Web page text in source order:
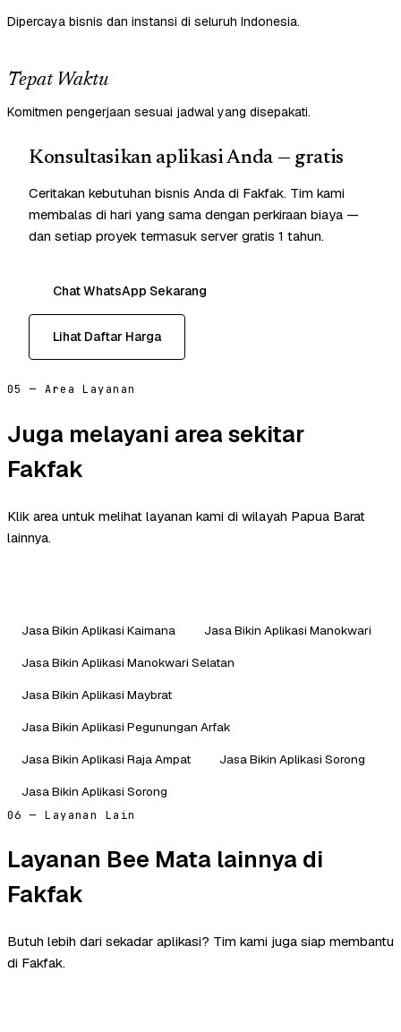
Dipercaya bisnis dan instansi di seluruh Indonesia.
Tepat Waktu
Komitmen pengerjaan sesuai jadwal yang disepakati.
Konsultasikan aplikasi Anda — gratis
Ceritakan kebutuhan bisnis Anda di Fakfak. Tim kami
membalas di hari yang sama dengan perkiraan biaya —
dan setiap proyek termasuk server gratis 1 tahun.
Chat WhatsApp Sekarang
Lihat Daftar Harga
05 — Area Layanan
Juga melayani area sekitar
Fakfak
Klik area untuk melihat layanan kami di wilayah Papua Barat
lainnya.
Jasa Bikin Aplikasi Kaimana
Jasa Bikin Aplikasi Manokwari
Jasa Bikin Aplikasi Manokwari Selatan
Jasa Bikin Aplikasi Maybrat
Jasa Bikin Aplikasi Pegunungan Arfak
Jasa Bikin Aplikasi Raja Ampat
Jasa Bikin Aplikasi Sorong
Jasa Bikin Aplikasi Sorong
06 — Layanan Lain
Layanan Bee Mata lainnya di
Fakfak
Butuh lebih dari sekadar aplikasi? Tim kami juga siap membantu
di Fakfak.